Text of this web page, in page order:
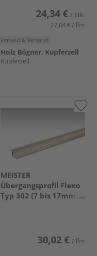
24,34 € / Stk.
27,04 € / lfm
Verkauf & Versand
Holz Bögner, Kupferzell
Kupferzell
MEISTER
Übergangsprofil Flexo
Typ 302 (7 bis 17mm)
30,02 € / lfm